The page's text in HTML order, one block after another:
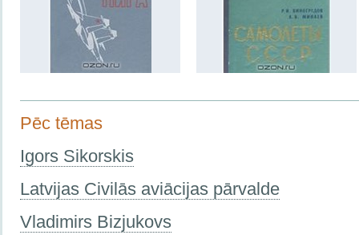
Pēc tēmas
Igors Sikorskis
Latvijas Civilās aviācijas pārvalde
Vladimirs Bizjukovs